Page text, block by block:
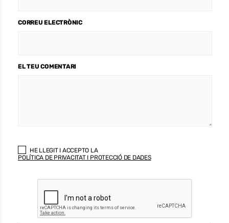
CORREU ELECTRÒNIC
EL TEU COMENTARI
HE LLEGIT I ACCEPTO LA
POLÍTICA DE PRIVACITAT I PROTECCIÓ DE DADES